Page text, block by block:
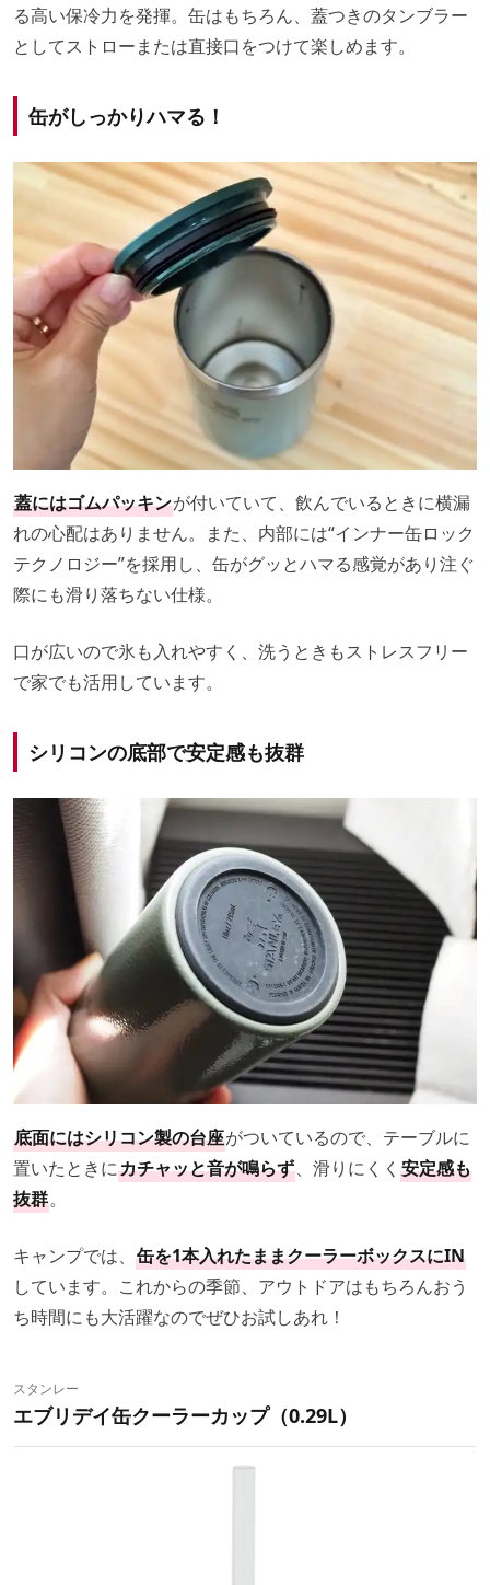
る高い保冷力を発揮。缶はもちろん、蓋つきのタンブラー
としてストローまたは直接口をつけて楽しめます。
缶がしっかりハマる！
蓋にはゴムパッキンが付いていて、飲んでいるときに横漏
れの心配はありません。また、内部には“インナー缶ロック
テクノロジー”を採用し、缶がグッとハマる感覚があり注ぐ
際にも滑り落ちない仕様。
口が広いので氷も入れやすく、洗うときもストレスフリー
で家でも活用しています。
シリコンの底部で安定感も抜群
底面にはシリコン製の台座がついているので、テーブルに
置いたときにカチャッと音が鳴らず、滑りにくく 安定感も
抜群。
キャンプでは、 缶を1本入れたままクーラーボックスにIN
しています。これからの季節、アウトドアはもちろんおう
ち時間にも大活躍なのでぜひお試しあれ！
スタンレー
エブリデイ缶クーラーカップ（0.29L）